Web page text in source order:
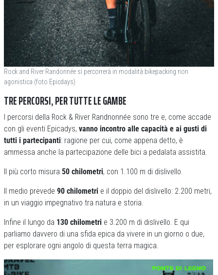
Rock and River Randonnée si percorrerà in modalità bikepacking non
agonistica (foto Epicdays)
TRE PERCORSI, PER TUTTE LE GAMBE
I percorsi della Rock & River Randnonnée sono tre e, come accade
con gli eventi Epicadys, vanno incontro alle capacità e ai gusti di
tutti i partecipanti: ragione per cui, come appena detto, è
ammessa anche la partecipazione delle bici a pedalata assistita.
Il più corto misura 50 chilometri, con 1.100 m di dislivello.
Il medio prevede 90 chilometri e il doppio del dislivello: 2.200 metri,
in un viaggio impegnativo tra natura e storia.
Infine il lungo da 130 chilometri e 3.200 m di dislivello. E qui
parliamo davvero di una sfida epica da vivere in un giorno o due,
per esplorare ogni angolo di questa terra magica.